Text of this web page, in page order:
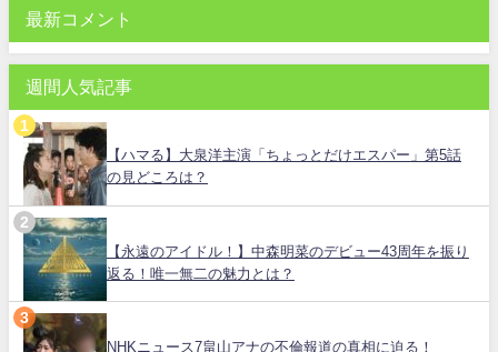
最新コメント
週間人気記事
【ハマる】大泉洋主演「ちょっとだけエスパー」第5話
の見どころは？
【永遠のアイドル！】中森明菜のデビュー43周年を振り
返る！唯一無二の魅力とは？
NHKニュース7畠山アナの不倫報道の真相に迫る！